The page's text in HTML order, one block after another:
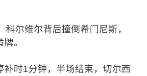
尔维尔背后撞倒希门尼斯，
。
时1分钟，半场结束，切尔西